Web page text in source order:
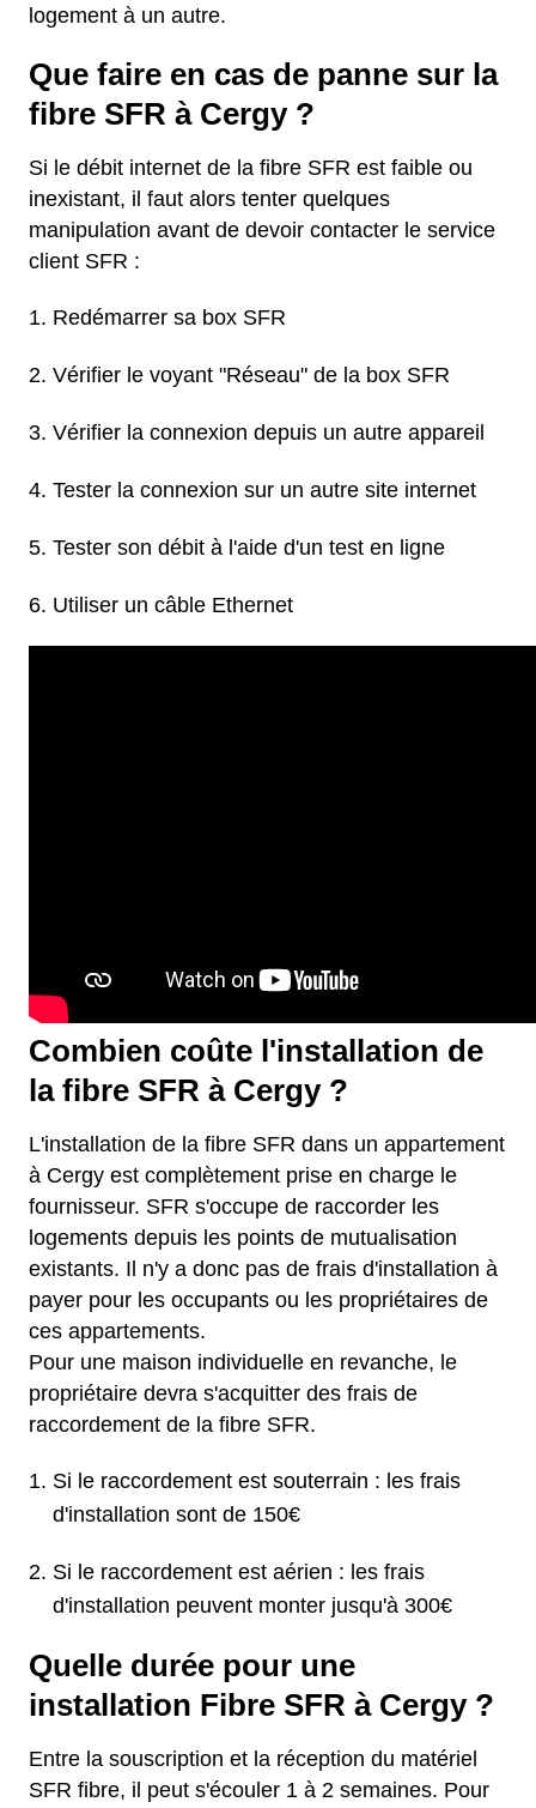
logement à un autre.
Que faire en cas de panne sur la
fibre SFR à Cergy ?
Si le débit internet de la fibre SFR est faible ou
inexistant, il faut alors tenter quelques
manipulation avant de devoir contacter le service
client SFR :
Redémarrer sa box SFR
Vérifier le voyant "Réseau" de la box SFR
Vérifier la connexion depuis un autre appareil
Tester la connexion sur un autre site internet
Tester son débit à l'aide d'un test en ligne
Utiliser un câble Ethernet
Combien coûte l'installation de
la fibre SFR à Cergy ?
L'installation de la fibre SFR dans un appartement
à Cergy est complètement prise en charge le
fournisseur. SFR s'occupe de raccorder les
logements depuis les points de mutualisation
existants. Il n'y a donc pas de frais d'installation à
payer pour les occupants ou les propriétaires de
ces appartements.
Pour une maison individuelle en revanche, le
propriétaire devra s'acquitter des frais de
raccordement de la fibre SFR.
Si le raccordement est souterrain : les frais
d'installation sont de 150€
Si le raccordement est aérien : les frais
d'installation peuvent monter jusqu'à 300€
Quelle durée pour une
installation Fibre SFR à Cergy ?
Entre la souscription et la réception du matériel
SFR fibre, il peut s'écouler 1 à 2 semaines. Pour